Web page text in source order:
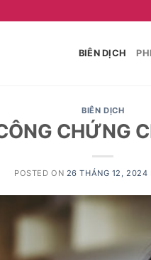
BIÊN DỊCH
BIÊN DỊCH
CHỨNG
POSTED ON 26 THÁNG 12, 2024